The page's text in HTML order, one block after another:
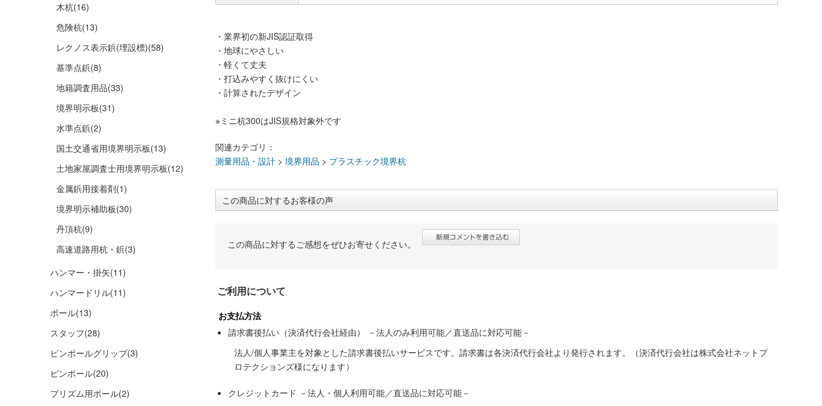
木杭(16)
危険杭(13)
レクノス表示鋲(埋設標)(58)
基準点鋲(8)
地籍調査用品(33)
境界明示板(31)
水準点鋲(2)
国土交通省用境界明示板(13)
土地家屋調査士用境界明示板(12)
金属鋲用接着剤(1)
境界明示補助板(30)
丹頂杭(9)
高速道路用杭・鋲(3)
ハンマー・掛矢(11)
ハンマードリル(11)
ポール(13)
スタッフ(28)
ピンポールグリップ(3)
ピンポール(20)
プリズム用ポール(2)
・業界初の新JIS認証取得
・地球にやさしい
・軽くて丈夫
・打込みやすく抜けにくい
・計算されたデザイン
※ミニ杭300はJIS規格対象外です
関連カテゴリ：
測量用品・設計 > 境界用品 > プラスチック境界杭
この商品に対するお客様の声
この商品に対するご感想をぜひお寄せください。
ご利用について
お支払方法
請求書後払い（決済代行会社経由） －法人のみ利用可能／直送品に対応可能－
法人/個人事業主を対象とした請求書後払いサービスです。請求書は各決済代行会社より発行されます。（決済代行会社は株式会社ネットプ
ロテクションズ様になります）
クレジットカード －法人・個人利用可能／直送品に対応可能－